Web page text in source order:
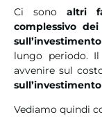
Ci sonoaltri
complessivo
lungo periodo.
avvenire sul
Vediamo quindi